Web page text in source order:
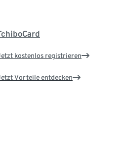
kostenlos registrieren
Vorteile entdecken